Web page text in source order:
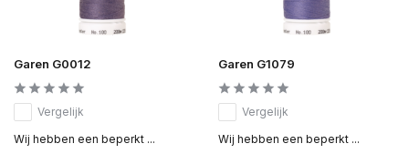
Garen G0012
Vergelijk
Wij hebben een beperkt ...
Garen G1079
Vergelijk
Wij hebben een beperkt ...